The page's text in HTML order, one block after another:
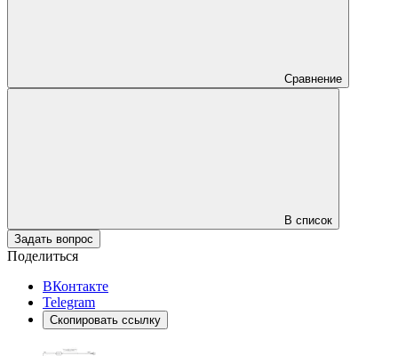
Сравнение
В список
Задать вопрос
Поделиться
ВКонтакте
Telegram
Скопировать ссылку